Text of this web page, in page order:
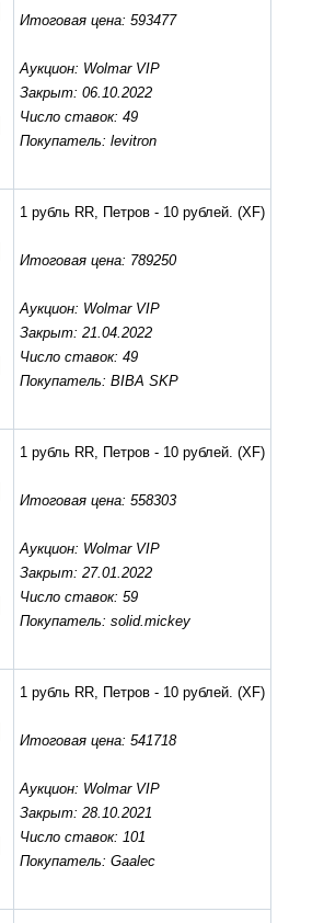
Итоговая цена: 593477
Аукцион: Wolmar VIP
Закрыт: 06.10.2022
Число ставок: 49
Покупатель: levitron
1 рубль RR, Петров - 10 рублей. (XF)
Итоговая цена: 789250
Аукцион: Wolmar VIP
Закрыт: 21.04.2022
Число ставок: 49
Покупатель: BIBA SKP
1 рубль RR, Петров - 10 рублей. (XF)
Итоговая цена: 558303
Аукцион: Wolmar VIP
Закрыт: 27.01.2022
Число ставок: 59
Покупатель: solid.mickey
1 рубль RR, Петров - 10 рублей. (XF)
Итоговая цена: 541718
Аукцион: Wolmar VIP
Закрыт: 28.10.2021
Число ставок: 101
Покупатель: Gaalec